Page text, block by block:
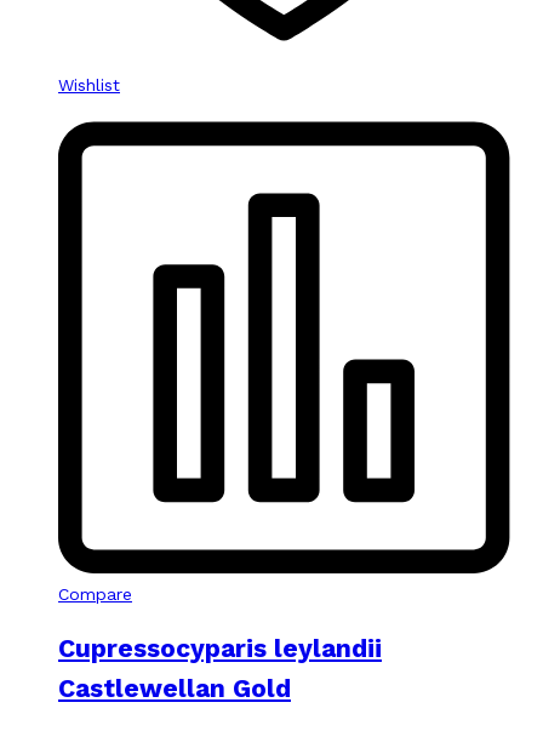
Wishlist
Compare
Cupressocyparis leylandii
Castlewellan Gold